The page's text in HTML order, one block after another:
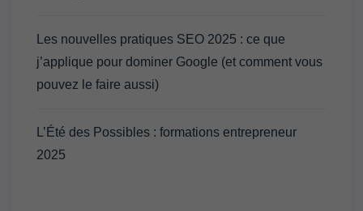
Les nouvelles pratiques SEO 2025 : ce que
j’applique pour dominer Google (et comment vous
pouvez le faire aussi)
L’Été des Possibles : formations entrepreneur
2025